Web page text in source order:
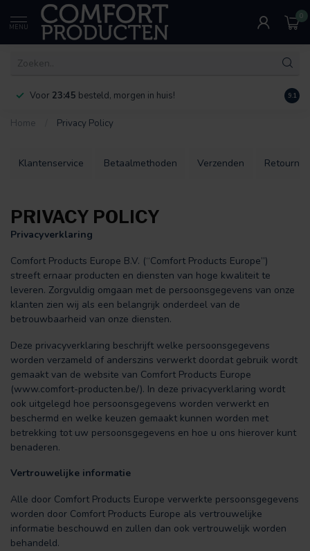
MENU
0
Voor 23:45 besteld, morgen in huis! 9.1
Home Privacy Policy
Klantenservice Betaalmethoden Verzenden
PRIVACY POLICY
Privacyverklaring
Comfort Products Europe B.V. (“Comfort Products Europe”)
streeft ernaar producten en diensten van hoge kwaliteit te
leveren. Zorgvuldig omgaan met de persoonsgegevens van onze
klanten zien wij als een belangrijk onderdeel van de
betrouwbaarheid van onze diensten.
Deze privacyverklaring beschrijft welke persoonsgegevens
worden verzameld of anderszins verwerkt doordat gebruik wordt
gemaakt van de website van Comfort Products Europe
(www.comfort-producten.be/). In deze privacyverklaring wordt
ook uitgelegd hoe persoonsgegevens worden verwerkt en
beschermd en welke keuzen gemaakt kunnen worden met
betrekking tot uw persoonsgegevens en hoe u ons hierover kunt
benaderen.
Vertrouwelijke informatie
Alle door Comfort Products Europe verwerkte persoonsgegevens
worden door Comfort Products Europe als vertrouwelijke
informatie beschouwd en zullen dan ook vertrouwelijk worden
behandeld.